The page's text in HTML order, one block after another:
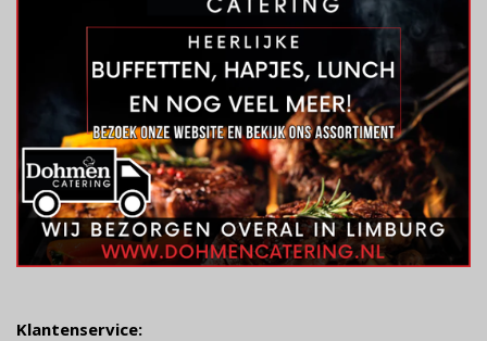
Klantenservice: